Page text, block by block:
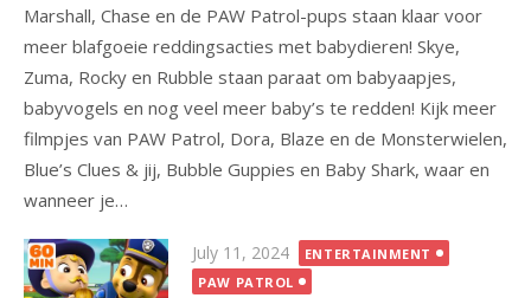
Marshall, Chase en de PAW Patrol-pups staan klaar voor
meer blafgoeie reddingsacties met babydieren! Skye,
Zuma, Rocky en Rubble staan paraat om babyaapjes,
babyvogels en nog veel meer baby’s te redden! Kijk meer
filmpjes van PAW Patrol, Dora, Blaze en de Monsterwielen,
Blue’s Clues & jij, Bubble Guppies en Baby Shark, waar en
wanneer je…
Posted
on
July 11, 2024
ENTERTAINMENT
PAW PATROL